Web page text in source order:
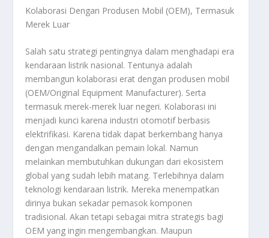
Kolaborasi Dengan Produsen Mobil (OEM), Termasuk
Merek Luar
Salah satu strategi pentingnya dalam menghadapi era
kendaraan listrik nasional. Tentunya adalah
membangun kolaborasi erat dengan produsen mobil
(OEM/Original Equipment Manufacturer). Serta
termasuk merek-merek luar negeri. Kolaborasi ini
menjadi kunci karena industri otomotif berbasis
elektrifikasi. Karena tidak dapat berkembang hanya
dengan mengandalkan pemain lokal. Namun
melainkan membutuhkan dukungan dari ekosistem
global yang sudah lebih matang. Terlebihnya dalam
teknologi kendaraan listrik. Mereka menempatkan
dirinya bukan sekadar pemasok komponen
tradisional. Akan tetapi sebagai mitra strategis bagi
OEM yang ingin mengembangkan. Maupun